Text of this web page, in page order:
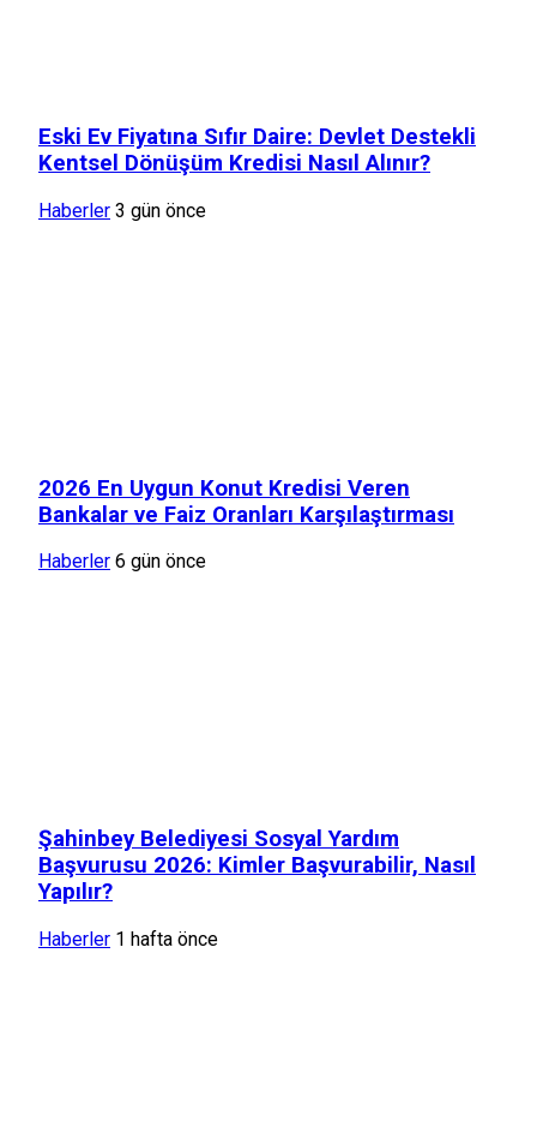
Eski Ev Fiyatına Sıfır Daire: Devlet Destekli
Kentsel Dönüşüm Kredisi Nasıl Alınır?
Haberler 3 gün önce
2026 En Uygun Konut Kredisi Veren
Bankalar ve Faiz Oranları Karşılaştırması
Haberler 6 gün önce
Şahinbey Belediyesi Sosyal Yardım
Başvurusu 2026: Kimler Başvurabilir, Nasıl
Yapılır?
Haberler 1 hafta önce